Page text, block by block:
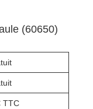
(60650)
TTC